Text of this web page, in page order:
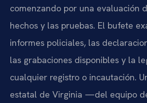
comenzando por una evaluación
hechos y las pruebas. El bufete
informes policiales, las
las grabaciones disponibles y la
cualquier registro o incautación.
estatal de Virginia —del equipo